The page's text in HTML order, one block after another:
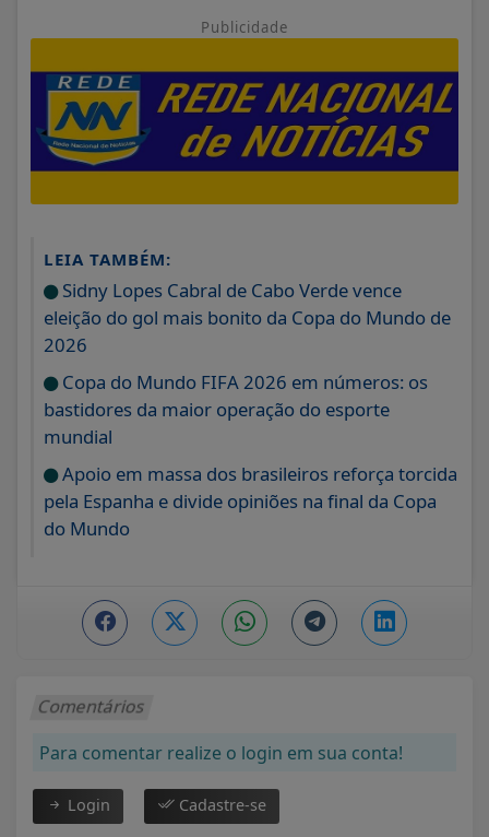
Publicidade
LEIA TAMBÉM:
Sidny Lopes Cabral de Cabo Verde vence
eleição do gol mais bonito da Copa do Mundo de
2026
Copa do Mundo FIFA 2026 em números: os
bastidores da maior operação do esporte
mundial
Apoio em massa dos brasileiros reforça torcida
pela Espanha e divide opiniões na final da Copa
do Mundo
Comentários
Para comentar realize o login em sua conta!
Login Cadastre-se